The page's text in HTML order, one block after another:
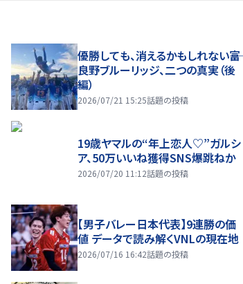
優勝しても、消えるかもしれない――富
良野ブルーリッジ、二つの真実（後
編）
2026/07/21 15:25話題の投稿
19歳ヤマルの“年上恋人♡”ガルシ
ア、50万いいね獲得SNS爆跳ねか
2026/07/20 11:12話題の投稿
【男子バレー日本代表】9連勝の価
値 データで読み解くVNLの現在地
2026/07/16 16:42話題の投稿